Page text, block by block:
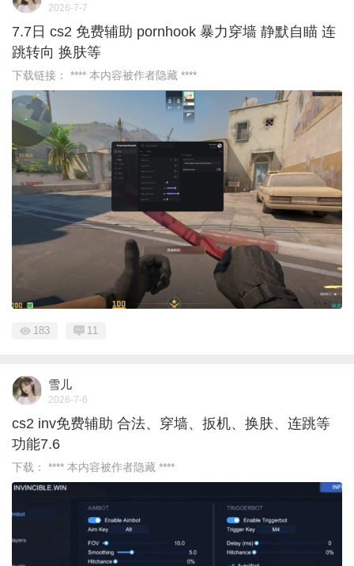
2026-7-7
7.7日 cs2 免费辅助 pornhook 暴力穿墙 静默自瞄 连
跳转向 换肤等
下载链接： **** 本内容被作者隐藏 ****
183 11
雪儿
2026-7-6
cs2 inv免费辅助 合法、穿墙、扳机、换肤、连跳等
功能7.6
下载： **** 本内容被作者隐藏 ****